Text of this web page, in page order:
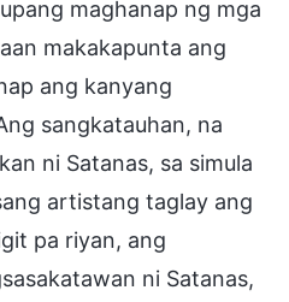
maghanap ng mga
makakapunta ang
ang kanyang
sangkatauhan, na
ni Satanas, sa simula
artistang taglay ang
pa riyan, ang
ni Satanas,